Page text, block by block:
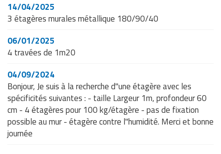
14/04/2025
3 étagères murales métallique 180/90/40
06/01/2025
4 travées de 1m20
04/09/2024
Bonjour, Je suis à la recherche d"une étagère avec les
spécificités suivantes : - taille Largeur 1m, profondeur 60
cm - 4 étagères pour 100 kg/étagère - pas de fixation
possible au mur - étagère contre l"humidité. Merci et bonne
journée